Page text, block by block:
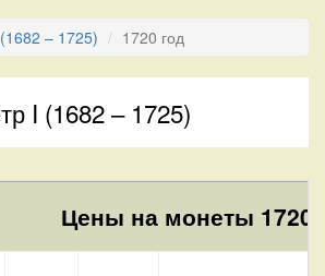
– 1725) 1720 год
I (1682 – 1725)
Цены на монеты 1720